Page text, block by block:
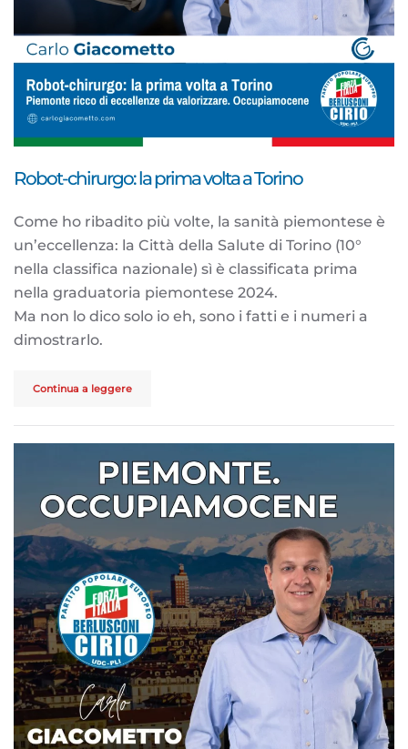
Robot-chirurgo: la prima volta a Torino
Come ho ribadito più volte, la sanità piemontese è
un’eccellenza: la Città della Salute di Torino (10°
nella classifica nazionale) sì è classificata prima
nella graduatoria piemontese 2024.
Ma non lo dico solo io eh, sono i fatti e i numeri a
dimostrarlo.
Continua a leggere